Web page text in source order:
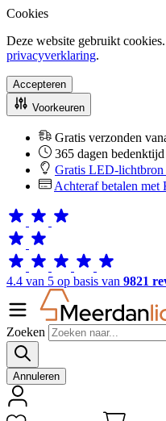
Cookies
Deze website gebruikt
privacyverklaring.
Accepteren
Voorkeuren
Gratis verzonden
365 dagen bedenktijd
Gratis LED-lichtbron
Achteraf betalen met
4.4 van 5 op basis van 9821
Zoeken
Annuleren